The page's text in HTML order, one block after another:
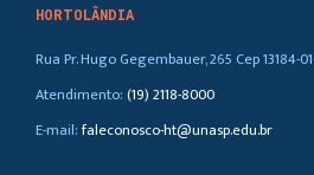
HORTOLÂNDIA
Rua Pr. Hugo Gegembauer, 265 Cep 13184-
Atendimento:(19) 2118-8000
E-mail:faleconosco-ht@unasp.edu.br